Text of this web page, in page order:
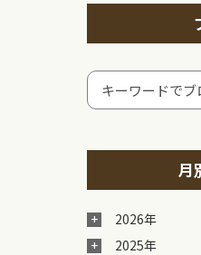
月
2026年
2025年